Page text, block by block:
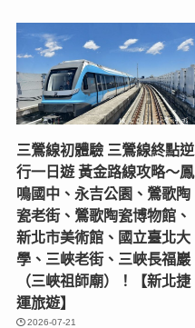
三鶯線初體驗 三鶯線終點逆
行一日遊 黃金路線攻略～鳳
鳴國中、永吉公園、鶯歌陶
瓷老街、鶯歌陶瓷博物館、
新北市美術館、國立臺北大
學、三峽老街、三峽長福巖
（三峽祖師廟）！【新北捷
運旅遊】
2026-07-21